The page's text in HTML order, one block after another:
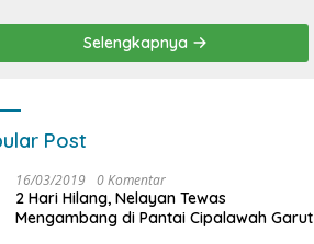
CiptakanPengalaman
Bermakna &
Menyenangkan bagi Anak
Selengkapnya
Post
16/03/2019 0 Komentar
2 Hari Hilang, Nelayan Tewas
Mengambang di Pantai Cipalawah Garut